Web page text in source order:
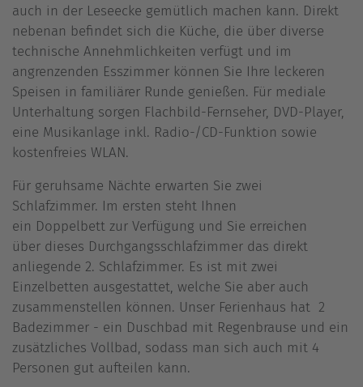
auch in der Leseecke gemütlich machen kann. Direkt
nebenan befindet sich die Küche, die über diverse
technische Annehmlichkeiten verfügt und im
angrenzenden Esszimmer können Sie Ihre leckeren
Speisen in familiärer Runde genießen. Für mediale
Unterhaltung sorgen Flachbild-Fernseher, DVD-Player,
eine Musikanlage inkl. Radio-/CD-Funktion sowie
kostenfreies WLAN.
Für geruhsame Nächte erwarten Sie zwei
Schlafzimmer. Im ersten steht Ihnen
ein Doppelbett zur Verfügung und Sie erreichen
über dieses Durchgangsschlafzimmer das direkt
anliegende 2. Schlafzimmer. Es ist mit zwei
Einzelbetten ausgestattet, welche Sie aber auch
zusammenstellen können. Unser Ferienhaus hat 2
Badezimmer - ein Duschbad mit Regenbrause und ein
zusätzliches Vollbad, sodass man sich auch mit 4
Personen gut aufteilen kann.